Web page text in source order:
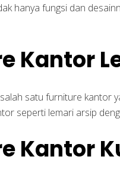
hanya fungsi dan
Kantor
satu furniture kantor
seperti lemari arsip
Kantor